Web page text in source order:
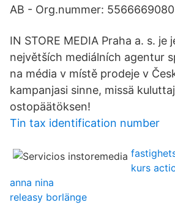
AB - Org.nummer:
IN STORE MEDIA Praha a. s. je
největších mediálních agentur
na média v místě prodeje v
kampanjasi sinne, missä
ostopäätöksen!
Tin tax identification number
kurs
anna nina
releasy borlänge